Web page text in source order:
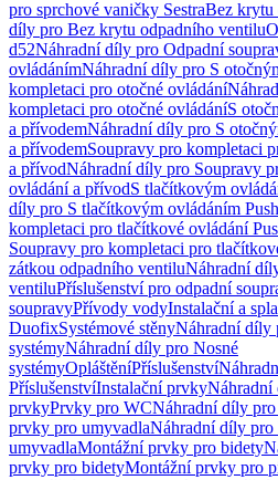
pro sprchové vaničky SestraBez krytu
díly pro Bez krytu odpadního ventilu
d52Náhradní díly pro Odpadní
ovládánímNáhradní díly pro S
kompletaci pro otočné ovládání
kompletaci pro otočné ovládáníS
a přívodemNáhradní díly pro S
a přívodemSoupravy pro kompletaci
a přívodNáhradní díly pro Soupravy
ovládání a přívodS tlačítkovým
díly pro S tlačítkovým ovládáním
kompletaci pro tlačítkové ovládání
Soupravy pro kompletaci pro
zátkou odpadního ventiluNáhradní
ventiluPříslušenství pro odpadní
soupravyPřívody vodyInstalační a
DuofixSystémové stěnyNáhradní díly
systémyNáhradní díly pro Nosné
systémyOpláštěníPříslušenství
PříslušenstvíInstalační prvkyNáhradní
prvkyPrvky pro WCNáhradní díly
prvky pro umyvadlaNáhradní díly
umyvadlaMontážní prvky pro bidety
prvky pro bidetyMontážní prvky pro